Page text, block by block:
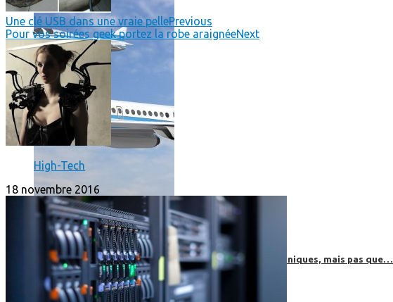
High-Tech
High-Tech
Les circuits imprimés, le coeur de nos appareils électroniques, mais pas que…
Une clé USB dans une vraie pellePrevious
Pour vos soirées geek portez la robe araignéeNext
High-Tech
18 novembre 2016